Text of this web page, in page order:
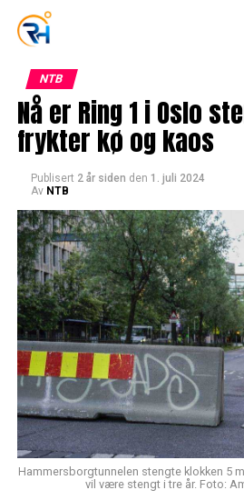
NTB
Nå er Ring 1 i Oslo
frykter kø og kaos
Publisert 2 år siden den 1. juli 2024
Av NTB
Hammersborgtunnelen stengte klokken 5
vil være stengt i tre år. Foto: